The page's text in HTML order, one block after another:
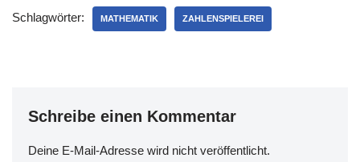
pic.twitter.com/sERZxVU14p
— ck (@creativedino)
Schlagwörter: MATHEMATIK ZAHLENSPIELEREI
Schreibe einen Kommentar
Deine E-Mail-Adresse wird nicht veröffentlicht.